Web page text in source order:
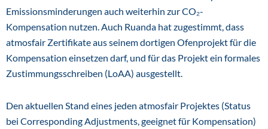
Emissionsminderungen auch weiterhin zur CO₂-
Kompensation nutzen. Auch Ruanda hat zugestimmt, dass
atmosfair Zertifikate aus seinem dortigen Ofenprojekt für die
Kompensation einsetzen darf, und für das Projekt ein formales
Zustimmungsschreiben (LoAA) ausgestellt.
Den aktuellen Stand eines jeden atmosfair Projektes (Status
bei Corresponding Adjustments, geeignet für Kompensation)